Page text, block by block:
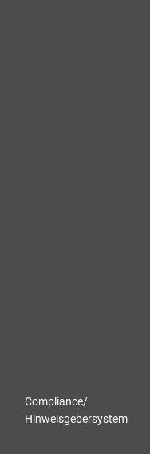
Compliance/
Hinweisgebersystem